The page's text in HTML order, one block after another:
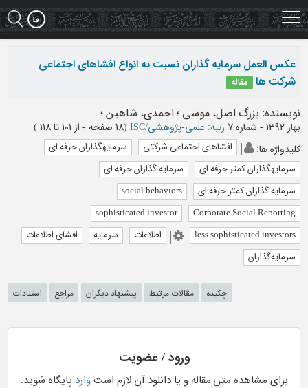
Skip
to
main
عکس العمل سرمایه گذاران نسبت به انواع افشاهای اجتماعی
شرکت ها
مقاله
نویسنده: بزرگ اصل، موسی ؛ احمدی، شاهین ؛
بهار 1392 - شماره 7 رتبه: علمی-پژوهشی/ISC (‎18 صفحه - از 101 تا 118 )
کلیدواژه ها: افشاهای اجتماعی شرکتی سرمایهگذاران حرفه ای
سرمایهگذاران کمتر حرفه ای سرمایه گذاران حرفه ای
سرمایه گذاران کمتر حرفه ای social behaviors
Corporate Social Reporting
sophisticated investor
less sophisticated investors اطلاعات سرمایه افشای اطلاعات
سرمایه‌گذاران
چکیده مقالات مرتبط پیشنهاد دیگران مراجع استنادات
ورود / عضویت
برای مشاهده متن مقاله و یا دانلود آن لازم استوارد پایگاه شوید.